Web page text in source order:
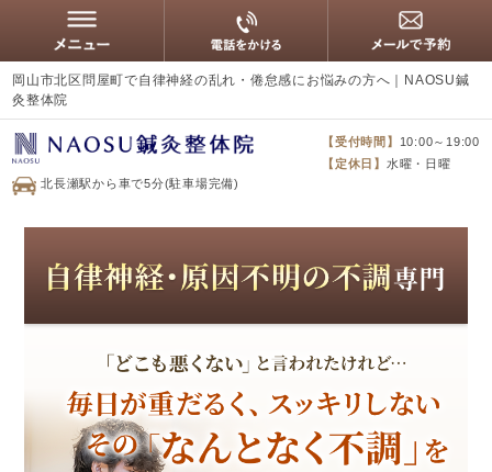
岡山市北区問屋町で自律神経の乱れ・倦怠感にお悩みの方へ｜NAOSU鍼
灸整体院
北長瀬駅から車で5分(駐車場完備)
【受付時間】
10:00～19:00
【定休日】 水曜・日曜